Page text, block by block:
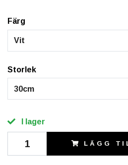
Färg
Vit
Storlek
30cm
I lager
LÄGG